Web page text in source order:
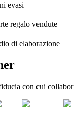
evasi
regalo vendute
di elaborazione
con cui